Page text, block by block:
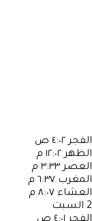
الفجر ٤:٠٢ ص
الظهر ١٢:٠٢ م
العصر ٣:٣٣ م
المغرب ٦:٣٧ م
العشاء ٨:٠٧ م
2 السبت